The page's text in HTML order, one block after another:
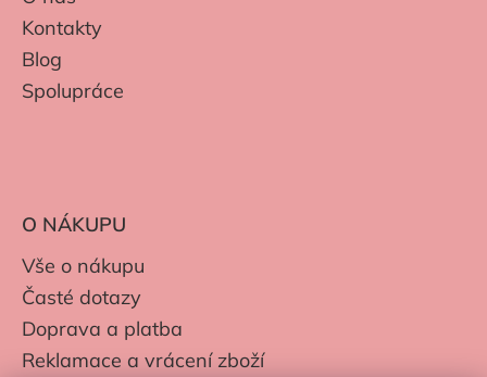
Kontakty
Blog
Spolupráce
O NÁKUPU
Vše o nákupu
Časté dotazy
Doprava a platba
Reklamace a vrácení zboží